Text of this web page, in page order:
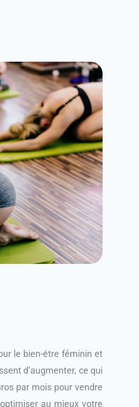
le bien-être féminin et
d’augmenter, ce qui
par mois pour vendre
au mieux votre